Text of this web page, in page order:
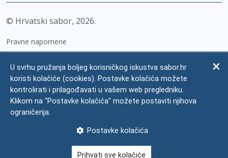
© Hrvatski sabor, 2026
Pravne napomene
Zaštita osobnih podataka
Impressum
Česta pitanja
U svrhu pružanja boljeg korisničkog iskustva sabor.hr
koristi kolačiće (cookies). Postavke kolačića možete
kontrolirati i prilagođavati u vašem web pregledniku.
Klikom na "Postavke kolačića" možete postaviti njihova
ograničenja.
Postavke kolačića
Prihvati sve kolačiće